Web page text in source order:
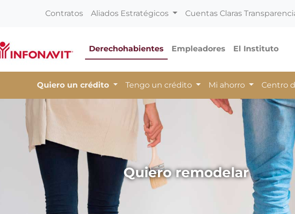
Contratos Aliados Estratégicos Cuentas Claras
Derechohabientes Empleadores El Instituto
Quiero un crédito Tengo un crédito Mi ahorro Centro
Quiero remodelar